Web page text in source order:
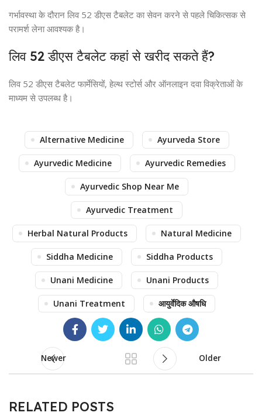
गर्भावस्था के दौरान लिव 52 डीएस टैबलेट का सेवन करने से पहले चिकित्सक से
परामर्श लेना आवश्यक है।
लिव 52 डीएस टैबलेट कहां से खरीद सकते हैं?
लिव 52 डीएस टैबलेट फार्मेसियों, हेल्थ स्टोर्स और ऑनलाइन दवा विक्रेताओं के
माध्यम से उपलब्ध है।
Alternative Medicine Ayurveda Store
Ayurvedic Medicine Ayurvedic Remedies
Ayurvedic Shop Near Me
Ayurvedic Treatment
Herbal Natural Products Natural Medicine
Siddha Medicine Siddha Products
Unani Medicine Unani Products
Unani Treatment आयुर्वेदिक औषधि
Newer Older
RELATED POSTS